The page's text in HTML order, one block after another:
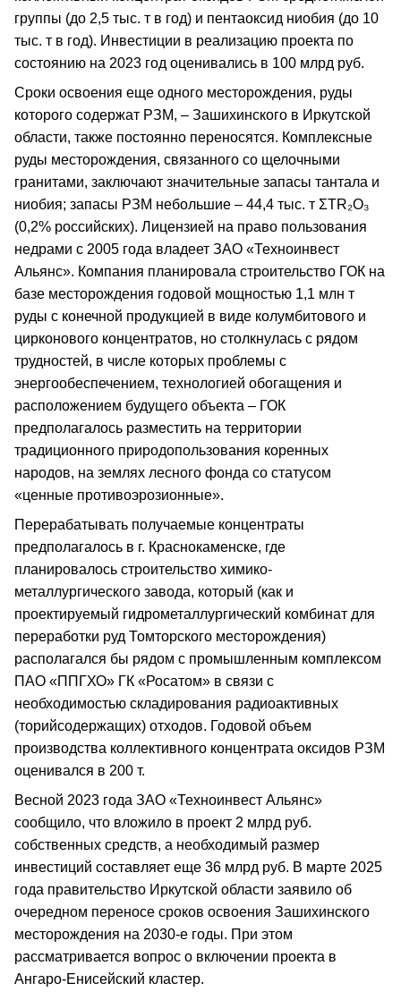
группы (до 2,5 тыс. т в год) и пентаоксид ниобия (до 10
тыс. т в год). Инвестиции в реализацию проекта по
состоянию на 2023 год оценивались в 100 млрд руб.
Сроки освоения еще одного месторождения, руды
которого содержат РЗМ, – Зашихинского в Иркутской
области, также постоянно переносятся. Комплексные
руды месторождения, связанного со щелочными
гранитами, заключают значительные запасы тантала и
ниобия; запасы РЗМ небольшие – 44,4 тыс. т ΣTR₂O₃
(0,2% российских). Лицензией на право пользования
недрами с 2005 года владеет ЗАО «Техноинвест
Альянс». Компания планировала строительство ГОК на
базе месторождения годовой мощностью 1,1 млн т
руды с конечной продукцией в виде колумбитового и
цирконового концентратов, но столкнулась с рядом
трудностей, в числе которых проблемы с
энергообеспечением, технологией обогащения и
расположением будущего объекта – ГОК
предполагалось разместить на территории
традиционного природопользования коренных
народов, на землях лесного фонда со статусом
«ценные противоэрозионные».
Перерабатывать получаемые концентраты
предполагалось в г. Краснокаменске, где
планировалось строительство химико-
металлургического завода, который (как и
проектируемый гидрометаллургический комбинат для
переработки руд Томторского месторождения)
располагался бы рядом с промышленным комплексом
ПАО «ППГХО» ГК «Росатом» в связи с
необходимостью складирования радиоактивных
(торийсодержащих) отходов. Годовой объем
производства коллективного концентрата оксидов РЗМ
оценивался в 200 т.
Весной 2023 года ЗАО «Техноинвест Альянс»
сообщило, что вложило в проект 2 млрд руб.
собственных средств, а необходимый размер
инвестиций составляет еще 36 млрд руб. В марте 2025
года правительство Иркутской области заявило об
очередном переносе сроков освоения Зашихинского
месторождения на 2030-е годы. При этом
рассматривается вопрос о включении проекта в
Ангаро-Енисейский кластер.